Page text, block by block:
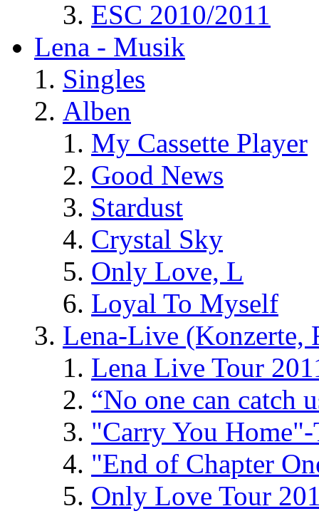
ESC 2010/2011
Lena - Musik
Singles
Alben
My Cassette Player
Good News
Stardust
Crystal Sky
Only Love, L
Loyal To Myself
Lena-Live (Konzerte,
Lena Live Tour
“No one can catch
"Carry You
"End of Chapter
Only Love Tour